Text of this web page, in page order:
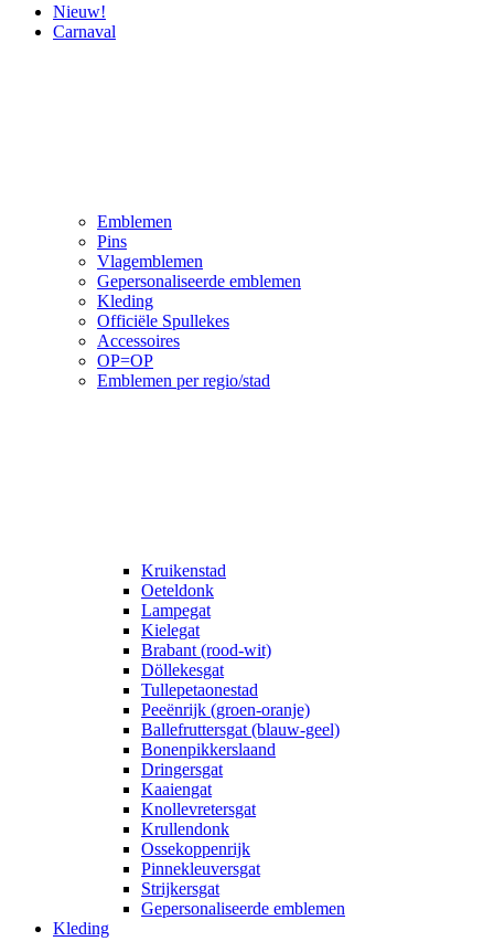
Nieuw!
Carnaval
Emblemen
Pins
Vlagemblemen
Gepersonaliseerde emblemen
Kleding
Officiële Spullekes
Accessoires
OP=OP
Emblemen per regio/stad
Kruikenstad
Oeteldonk
Lampegat
Kielegat
Brabant (rood-wit)
Döllekesgat
Tullepetaonestad
Peeënrijk (groen-oranje)
Ballefruttersgat (blauw-geel)
Bonenpikkerslaand
Dringersgat
Kaaiengat
Knollevretersgat
Krullendonk
Ossekoppenrijk
Pinnekleuversgat
Strijkersgat
Gepersonaliseerde emblemen
Kleding